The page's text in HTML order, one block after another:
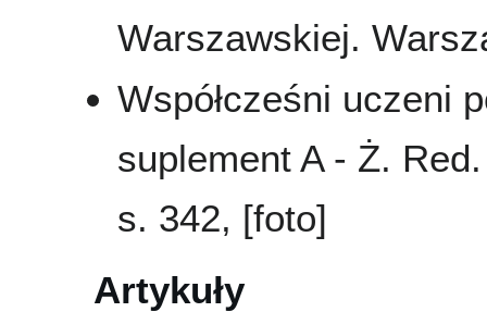
Warszawskiej.
Współcześni uczeni
suplement A - Ż.
s. 342, [foto]
Artykuły